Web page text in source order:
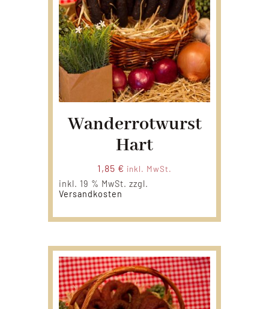
Wanderrotwurst
Hart
1,85 € inkl. MwSt.
inkl. 19 % MwSt. zzgl.
Versandkosten